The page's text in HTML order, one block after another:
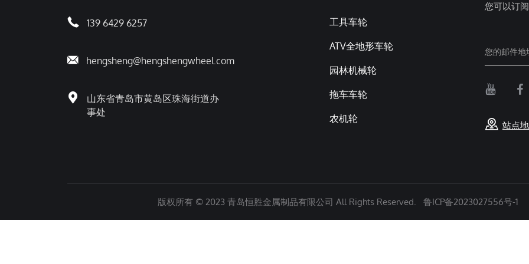
139 6429 6257
hengsheng@hengshengwheel.com
山东省青岛市黄岛区珠海街道办
事处
工具车轮
ATV全地形车轮
园林机械轮
拖车车轮
农机轮
您可以订
站点
版权所有 © 2023 青岛恒胜金属制品有限公司 All Rights Reserved. 鲁ICP备2023027556号-1